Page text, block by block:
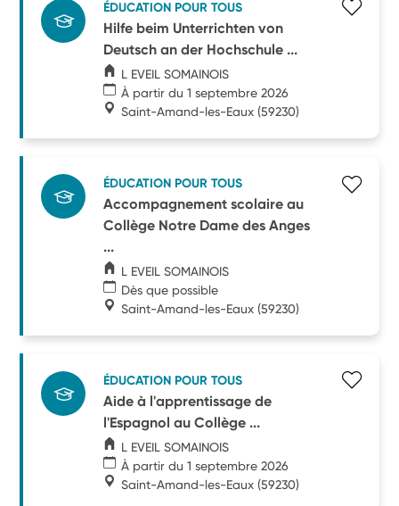
ÉDUCATION POUR TOUS
Hilfe beim Unterrichten von
Deutsch an der Hochschule ...
L EVEIL SOMAINOIS
À partir du 1 septembre 2026
Saint-Amand-les-Eaux (59230)
ÉDUCATION POUR TOUS
Accompagnement scolaire au
Collège Notre Dame des Anges
...
L EVEIL SOMAINOIS
Dès que possible
Saint-Amand-les-Eaux (59230)
ÉDUCATION POUR TOUS
Aide à l'apprentissage de
l'Espagnol au Collège ...
L EVEIL SOMAINOIS
À partir du 1 septembre 2026
Saint-Amand-les-Eaux (59230)